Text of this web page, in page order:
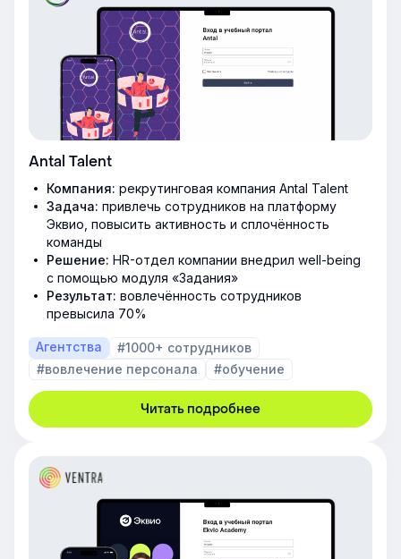
Antal Talent
Компания: рекрутинговая компания Antal Talent
Задача: привлечь сотрудников на платформу
Эквио, повысить активность и сплочённость
команды
Решение: HR-отдел компании внедрил well-being
с помощью модуля «Задания»
Результат: вовлечённость сотрудников
превысила 70%
Агентства
#1000+ сотрудников
#вовлечение персонала
#обучение
Читать подробнее